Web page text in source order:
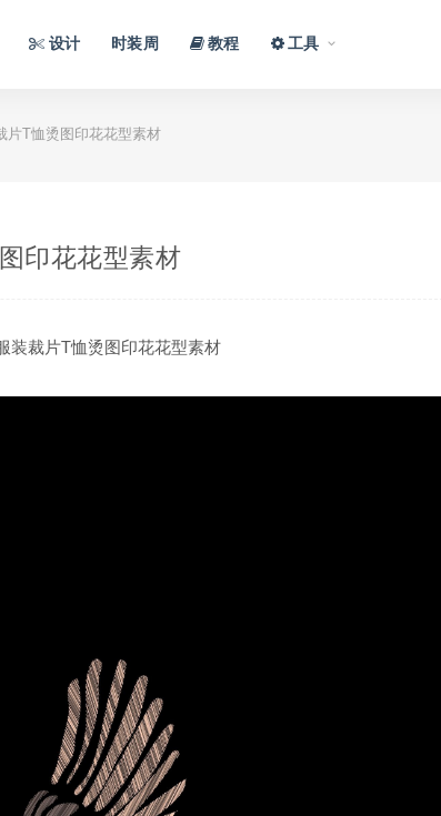
设计 时装周 教程 工具
片T恤烫图印花花型素材
印花花型素材
装裁片T恤烫图印花花型素材